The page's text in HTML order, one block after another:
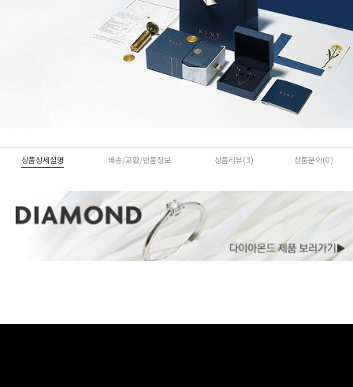
상품상세설명 배송/교환/반품정보 상품리뷰(3) 상품문의(0)